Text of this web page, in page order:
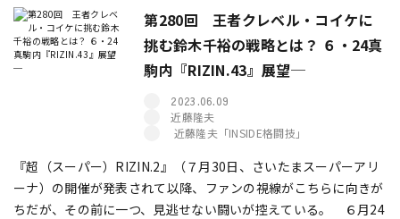
第280回 王者クレベル・コイケに
挑む鈴木千裕の戦略とは？ ６・24真
駒内『RIZIN.43』展望─
2023.06.09
近藤隆夫
近藤隆夫「INSIDE格闘技」
『超（スーパー）RIZIN.2』（７月30日、さいたまスーパーアリ
ーナ）の開催が発表されて以降、ファンの視線がこちらに向きが
ちだが、その前に一つ、見逃せない闘いが控えている。 ６月24